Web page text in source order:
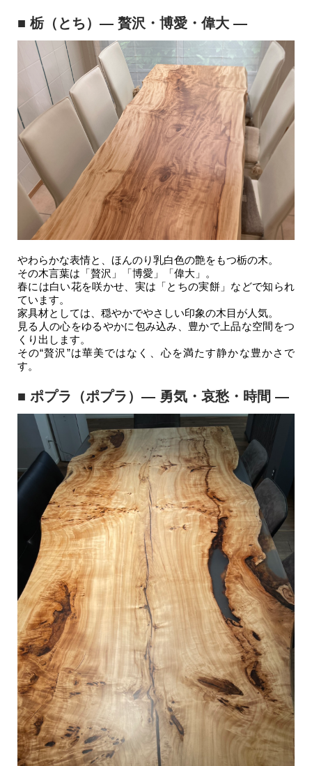
■ 栃（とち）― 贅沢・博愛・偉大 ―
やわらかな表情と、ほんのり乳白色の艶をもつ栃の木。
その木言葉は「贅沢」「博愛」「偉大」。
春には白い花を咲かせ、実は「とちの実餅」などで知られ
ています。
家具材としては、穏やかでやさしい印象の木目が人気。
見る人の心をゆるやかに包み込み、豊かで上品な空間をつ
くり出します。
その“贅沢”は華美ではなく、心を満たす静かな豊かさで
す。
■ ポプラ（ポプラ）― 勇気・哀愁・時間 ―